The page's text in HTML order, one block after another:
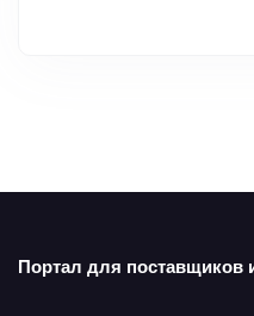
Портал для поставщиков